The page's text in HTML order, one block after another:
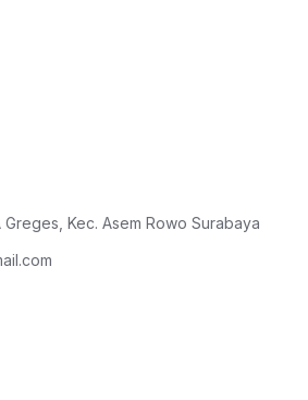
Kec. Asem Rowo Surabaya